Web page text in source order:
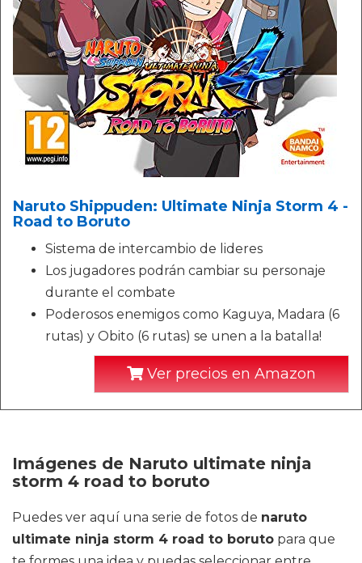
Naruto Shippuden: Ultimate Ninja Storm 4 -
Road to Boruto
Sistema de intercambio de lideres
Los jugadores podrán cambiar su personaje
durante el combate
Poderosos enemigos como Kaguya, Madara (6
rutas) y Obito (6 rutas) se unen a la batalla!
Ver precios en Amazon
Imágenes de Naruto ultimate ninja
storm 4 road to boruto
Puedes ver aquí una serie de fotos de naruto
ultimate ninja storm 4 road to boruto para que